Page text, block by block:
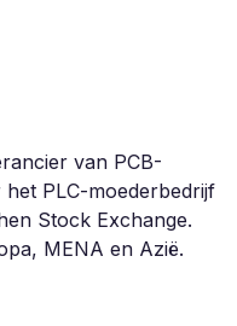
van PCB-
PLC-moederbedrijf
Stock Exchange.
MENA en Azië.